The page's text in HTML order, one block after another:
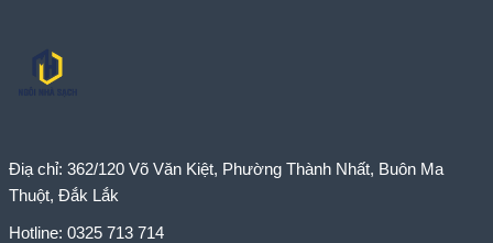
Điạ chỉ: 362/120 Võ Văn Kiệt, Phường Thành Nhất, Buôn Ma
Thuột, Đắk Lắk
Hotline: 0325 713 714